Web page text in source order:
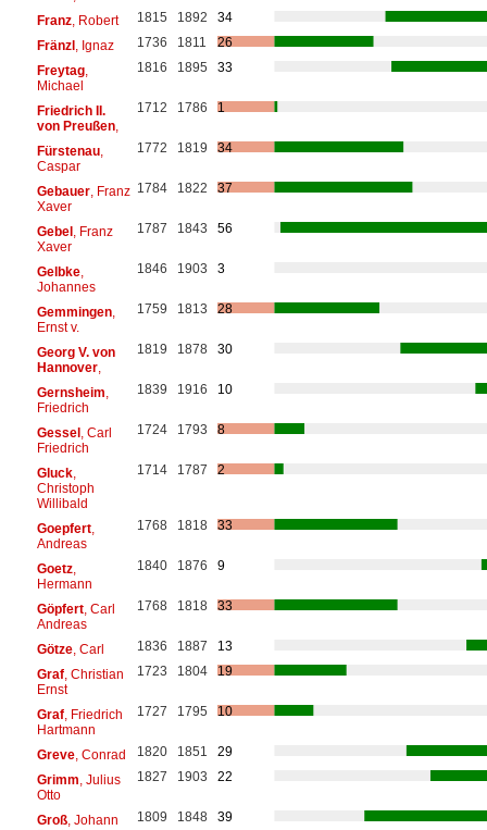
Franz, Robert 1815 1892
34
Fränzl, Ignaz 1736 1811
26
Freytag,
Michael
1816 1895 33
Friedrich II.
von Preußen,
1712 1786 1
Fürstenau,
Caspar
1772 1819 34
Gebauer, Franz
Xaver
1784 1822 37
Gebel, Franz
Xaver
1787 1843 56
Gelbke,
Johannes
1846 1903 3
Gemmingen,
Ernst v.
1759 1813 28
Georg V. von
Hannover,
1819 1878 30
Gernsheim
Friedrich
1839 1916 10
Gessel, Carl
Friedrich
1724 1793 8
Gluck,
Christoph
Willibald
1714 1787 2
Goepfert,
Andreas
1768 1818 33
Goetz,
Hermann
1840 1876 9
Göpfert, Carl
Andreas
1768 1818 33
Götze, Carl 1836 1887
13
Graf, Christian
Ernst
1723 1804 19
Graf, Friedrich
Hartmann
1727 1795 10
Greve, Conrad 1820 1851
29
Grimm , Julius
Otto
1827 1903 22
Groß, Johann
1809 1848 39